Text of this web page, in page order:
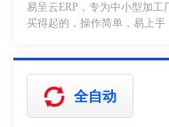
易呈云ERP，专为中小型加工
买得起的，操作简单，易上手
全自动